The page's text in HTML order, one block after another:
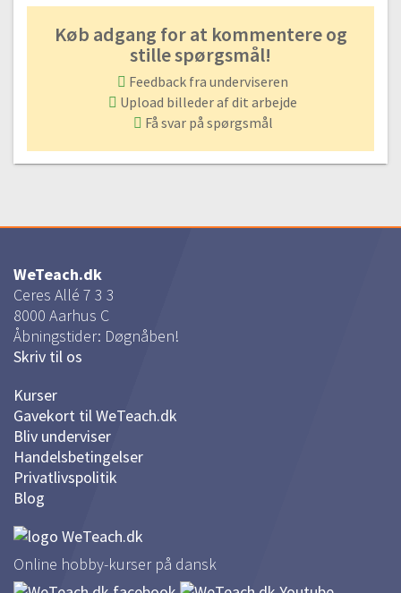
06:14
#24 Hældeteknik (indvendig)
#25 Hældeteknik (udvendigt)
#26 Sådan tørrer du glasur fra bunden af dine ting
06:36
#27 Forglødning
#28 Sådan brænder du dit lertøj (glasurbrænding) | Anbefalinger og
muligheder
05:14
#29 Køb af egen oven | Tips og erfaringer
05:51
Køb adgang for at kommentere og
stille spørgsmål!
Feedback fra underviseren
Upload billeder af dit arbejde
Få svar på spørgsmål
WeTeach.dk
Ceres Allé 7 3 3
8000 Aarhus C
Åbningstider: Døgnåben!
Skriv til os
Kurser
Gavekort til WeTeach.dk
Bliv underviser
Handelsbetingelser
Privatlivspolitik
Blog
Online hobby-kurser på dansk